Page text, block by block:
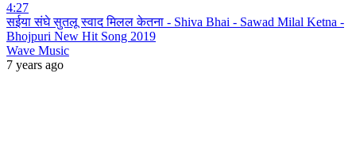
4:27
सईया संघे सुतलू स्वाद मिलल केतना - Shiva Bhai - Sawad Milal Ketna -
Bhojpuri New Hit Song 2019
Wave Music
7 years ago